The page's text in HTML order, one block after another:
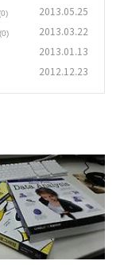
2013.05.25
(0) 2013.03.22
2013.01.13
2012.12.23